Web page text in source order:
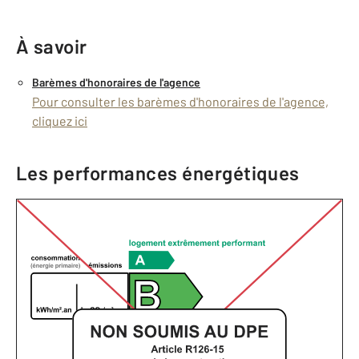
À savoir
Barèmes d'honoraires de l'agence
Pour consulter les barèmes d'honoraires de l'agence,
cliquez ici
Les performances énergétiques